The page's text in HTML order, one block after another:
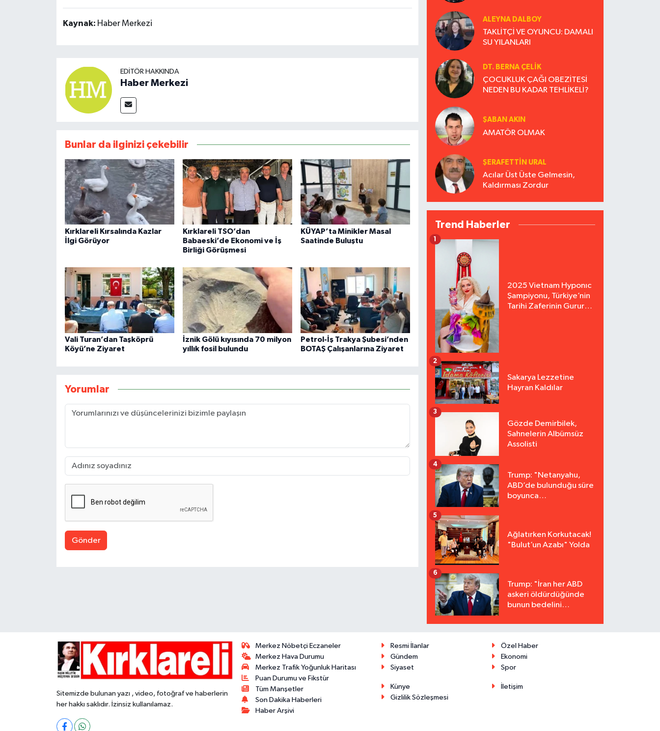
Kaynak: Haber Merkezi
EDITÖR HAKKINDA
Haber Merkezi
Bunlar da ilginizi çekebilir
Kırklareli Kırsalında Kazlar
İlgi Görüyor
Kırklareli TSO’dan
Babaeski’de Ekonomi ve İş
Birliği Görüşmesi
KÜYAP’ta Minikler Masal
Saatinde Buluştu
Vali Turan’dan Taşköprü
Köyü’ne Ziyaret
İznik Gölü kıyısında 70 milyon
yıllık fosil bulundu
Petrol-İş Trakya Şubesi’nden
BOTAŞ Çalışanlarına Ziyaret
Yorumlar
Gönder
ALEYNA DALBOY
TAKLİTÇİ VE OYUNCU: DAMALI
SU YILANLARI
DT. BERNA ÇELIK
ÇOCUKLUK ÇAĞI OBEZİTESİ
NEDEN BU KADAR TEHLİKELİ?
ŞABAN AKIN
AMATÖR OLMAK
ŞERAFETTIN URAL
Acılar Üst Üste Gelmesin,
Kaldırması Zordur
Trend Haberler
2025 Vietnam Hyponıc
Şampiyonu, Türkiye’nin
Tarihi Zaferinin Gururu
1
Sakarya Lezzetine
Hayran Kaldılar
2
Gözde Demirbilek,
Sahnelerin Albümsüz
Assolisti
3
Trump: "Netanyahu,
ABD’de bulunduğu süre
boyunca
4
Ağlatırken Korkutacak!
"Bulut’un Azabı" Yolda
5
Trump: "İran her ABD
askeri öldürdüğünde
bunun bedelini
6
Sitemizde bulunan yazı , video, fotoğraf ve haberlerin
her hakkı saklıdır. İzinsiz kullanılamaz.
Merkez Nöbetçi Eczaneler
Merkez Hava Durumu
Merkez Trafik Yoğunluk Haritası
Puan Durumu ve Fikstür
Tüm Manşetler
Son Dakika Haberleri
Haber Arşivi
Resmi İlanlar
Özel Haber
Gündem
Ekonomi
Siyaset
Spor
Künye
İletişim
Gizlilik Sözleşmesi